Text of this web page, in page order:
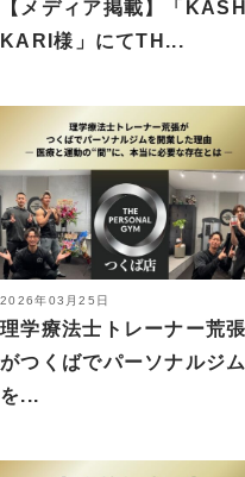
【メディア掲載】「KASHI
KARI様」にてTH...
2026年03月25日
理学療法士トレーナー荒張
がつくばでパーソナルジム
を...